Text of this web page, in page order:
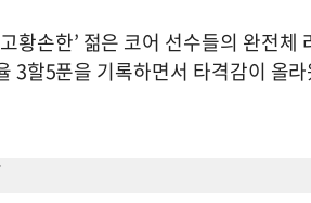
황손한’ 젊은 코어 선수들의 완전체
3할5푼을 기록하면서 타격감이 올